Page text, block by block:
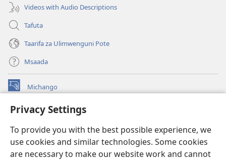
Privacy Settings
To provide you with the best possible experience, we
use cookies and similar technologies. Some cookies
are necessary to make our website work and cannot
Videos with Audio Descriptions
Tafuta
Taarifa za Ulimwenguni Pote
Msaada
Michango
(opens
window)Watchtower MAKTABA KWENYE MTANDAO™
new
window)JW Hub ®
(opens
new
®